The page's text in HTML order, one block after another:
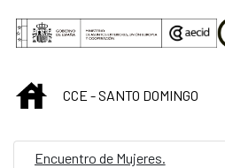
Saltar al contenido principal
INICIOCCE - SANTO DOMINGO
Encuentro de Mujeres.